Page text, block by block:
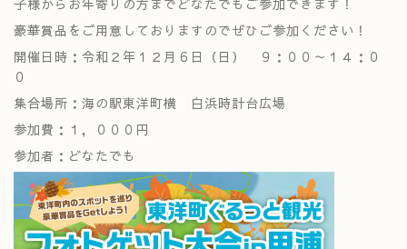
子様からお年寄りの方までどなたでもご参加できます！
豪華賞品をご用意しておりますのでぜひご参加ください！
開催日時：令和２年１２月６日（日） ９：００～１４：０
０
集合場所：海の駅東洋町横 白浜時計台広場
参加費：１，０００円
参加者：どなたでも